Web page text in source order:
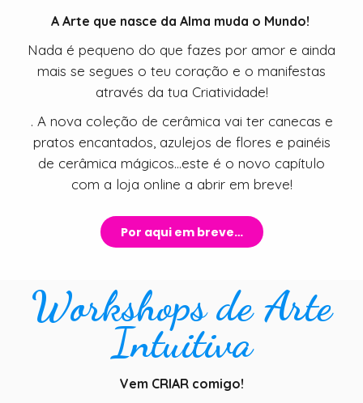
A Arte que nasce da Alma muda o Mundo!
Nada é pequeno do que fazes por amor e ainda
mais se segues o teu coração e o manifestas
através da tua Criatividade!
. A nova coleção de cerâmica vai ter canecas e
pratos encantados, azulejos de flores e painéis
de cerâmica mágicos…este é o novo capítulo
com a loja online a abrir em breve!
Por aqui em breve…
Workshops de Arte
Intuitiva
Vem CRIAR comigo!